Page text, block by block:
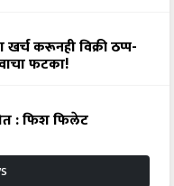
करूनही विक्री ठप्प-
फटका!
: फिश फिलेट